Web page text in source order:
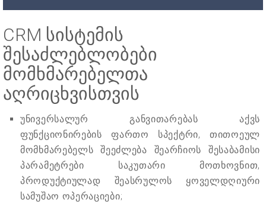
CRM სისტემის
შესაძლებლობები
მომხმარებელთა
აღრიცხვისთვის
უნივერსალურ განვითარებას აქვს
ფუნქციონირების ფართო სპექტრი, თითოეულ
მომხმარებელს შეეძლება შეარჩიოს შესაბამისი
პარამეტრები საკუთარი მოთხოვნით,
პროდუქტიულად შეასრულოს ყოველდღიური
სამუშაო ოპერაციები;